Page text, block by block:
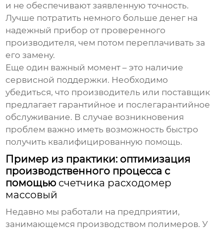
и не обеспечивают заявленную точность.
Лучше потратить немного больше денег на
надежный прибор от проверенного
производителя, чем потом переплачивать за
его замену.
Еще один важный момент – это наличие
сервисной поддержки. Необходимо
убедиться, что производитель или поставщик
предлагает гарантийное и послегарантийное
обслуживание. В случае возникновения
проблем важно иметь возможность быстро
получить квалифицированную помощь.
Пример из практики: оптимизация
производственного процесса с
помощью счетчика расходомер
массовый
Недавно мы работали на предприятии,
занимающемся производством полимеров. У